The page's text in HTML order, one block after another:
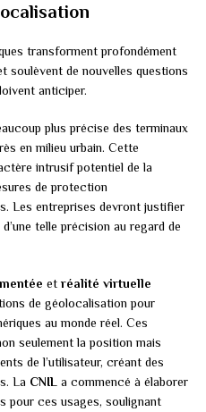
transforment profondément
soulèvent de nouvelles questions
anticiper.
plus précise des terminaux
en milieu urbain. Cette
intrusif potentiel de la
de protection
Les entreprises devront justifier
telle précision au regard de
et réalité virtuelle
de géolocalisation pour
au monde réel. Ces
seulement la position mais
de l’utilisateur, créant des
La CNIL a commencé à élaborer
pour ces usages, soulignant